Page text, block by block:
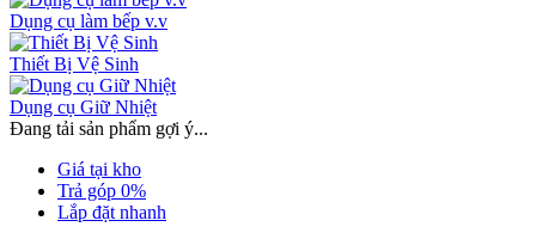
Dụng cụ làm bếp v.v
Thiết Bị Vệ Sinh
Dụng cụ Giữ Nhiệt
Đang tải sản phẩm gợi ý...
Giá tại kho
Trả góp 0%
Lắp đặt nhanh